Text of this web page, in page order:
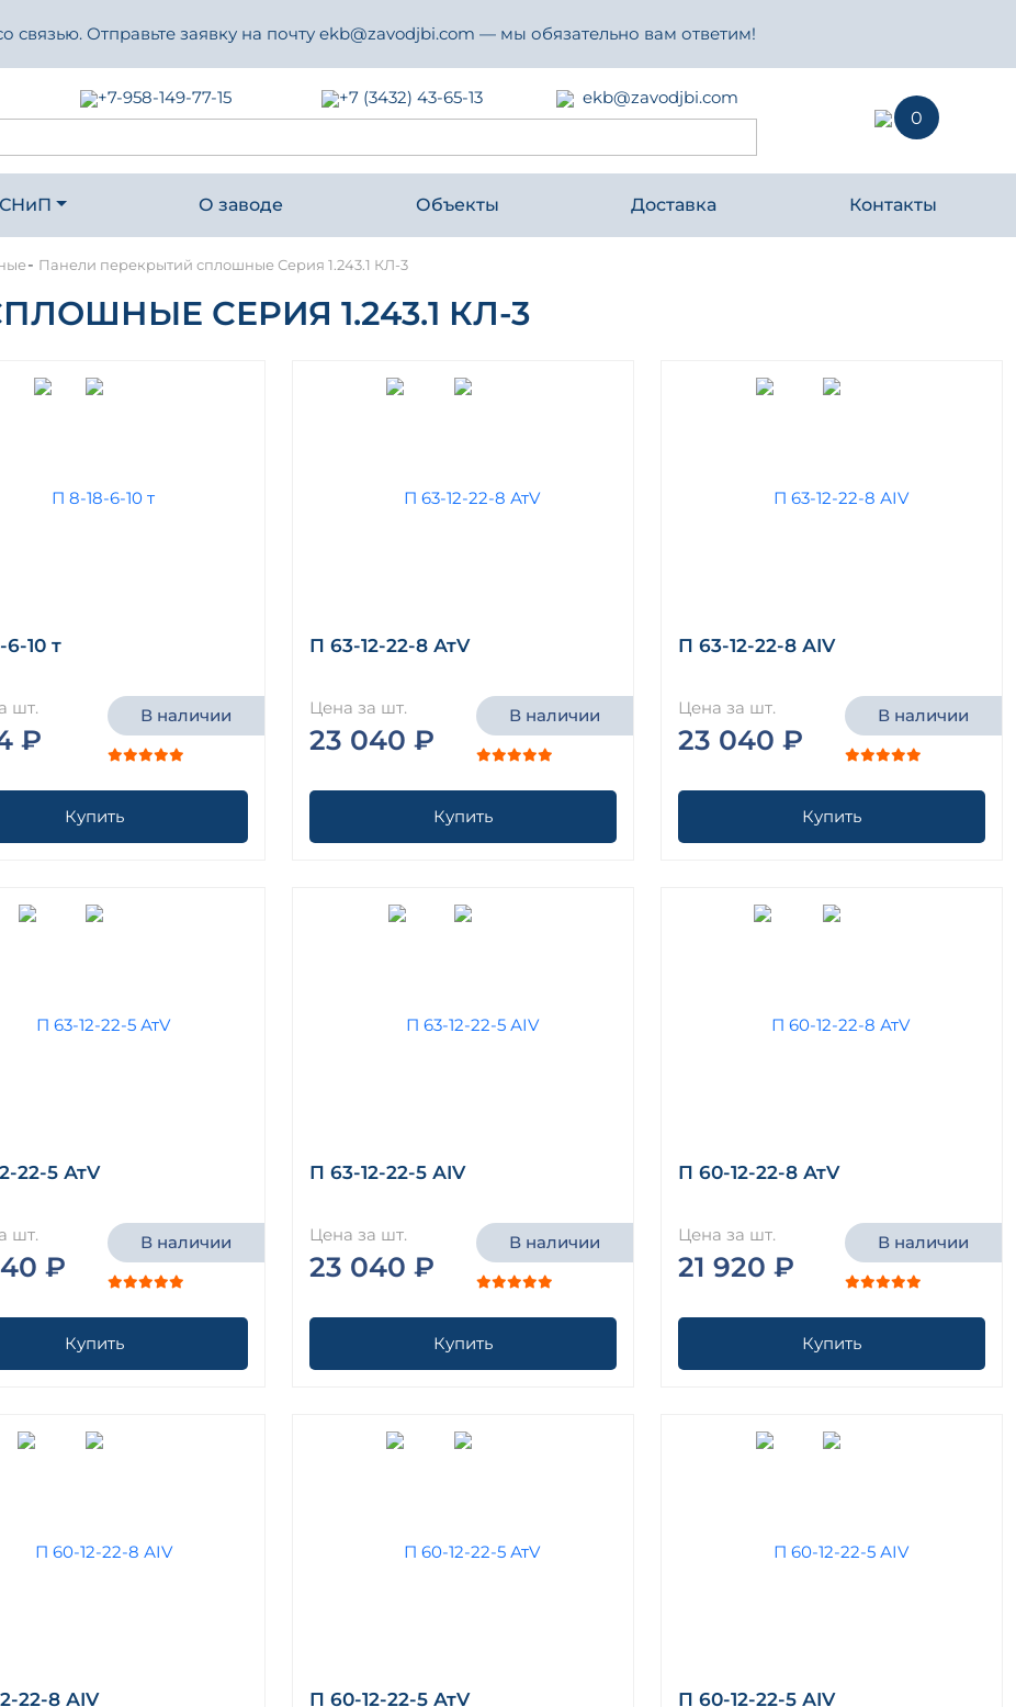
Отправьте заявку на почту ekb@zavodjbi.com — мы обязательно вам ответим!
+7-958-149-77-15 +7 (3432) 43-65-13
ekb@zavodjbi.com
0
СНиП О заводе Объекты Доставка Контакты
- Панели перекрытий сплошные Серия 1.243.1 КЛ-3
СЕРИЯ 1.243.1 КЛ-3
6-10 т
шт.
₽
В наличии
Купить
П 63-12-22-8 АтV
Цена за шт.
23 040 ₽
В наличии
Купить
П 63-12-22-8 АIV
Цена за шт.
23 040 ₽
В наличии
Купить
22-5 АтV
шт.
₽
В наличии
Купить
П 63-12-22-5 АIV
Цена за шт.
23 040 ₽
В наличии
Купить
П 60-12-22-8 АтV
Цена за шт.
21 920 ₽
В наличии
Купить
22-8 АIV П 60-12-22-5 АтV П 60-12-22-5 АIV